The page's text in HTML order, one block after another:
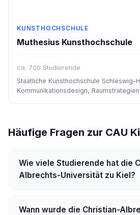
KUNSTHOCHSCHULE
Muthesius Kunsthochschule
ca. 700 Studierende
Staatliche Kunsthochschule
Kommunikationsdesign,
Häufige Fragen zur CAU
Wie viele Studierende hat die
Albrechts-Universität zu Kiel?
Wann wurde die Christian-